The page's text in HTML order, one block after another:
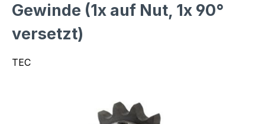
Gewinde (1x auf Nut, 1x 90°
versetzt)
TEC
Bildergalerie überspringen